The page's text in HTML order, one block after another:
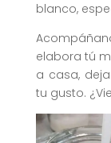
blanco,
elabora tú
a casa,
tu gusto.